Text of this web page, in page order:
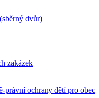
dvůr)
zakázek
právní ochrany dětí pro obec